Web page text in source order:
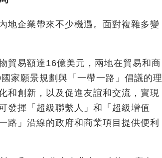
地企業帶來不少機遇。面對複雜多變
貿易額達16億美元，兩地在貿易和商
家願景規劃與「一帶一路」倡議的理
和創新，以及促進友誼和交流，實現
發揮「超級聯繫人」和「超級增值
路」沿線的政府和商業項目提供便利